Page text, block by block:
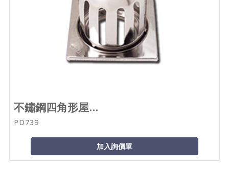
不鏽鋼四角形屋...
PD739
加入詢價單